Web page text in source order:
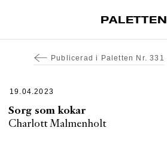
PALETTEN
Tidskrift
Publicerad i Paletten Nr. 331
19.04.2023
Sorg som kokar
Charlott Malmenholt